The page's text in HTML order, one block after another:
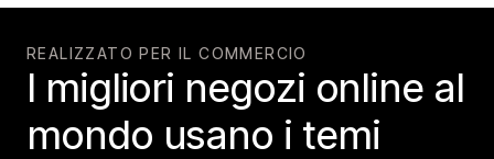
REALIZZATO PER IL COMMERCIO
I migliori negozi online al
mondo usano i temi